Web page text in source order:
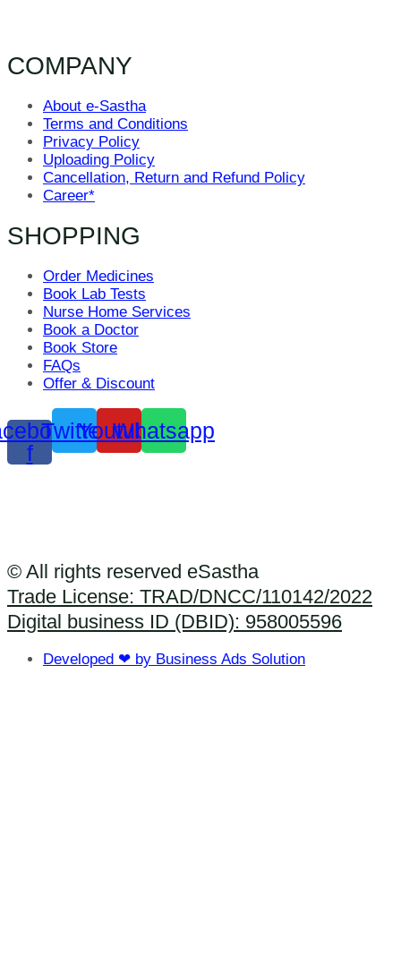
COMPANY
About e-Sastha
Terms and Conditions
Privacy Policy
Uploading Policy
Cancellation, Return and Refund Policy
Career*
SHOPPING
Order Medicines
Book Lab Tests
Nurse Home Services
Book a Doctor
Book Store
FAQs
Offer & Discount
f
TwitterYoutube
Whatsapp
© All rights reserved eSastha
Trade License: TRAD/DNCC/110142/2022​
Digital business ID (DBID): 958005596
Developed ❤ by Business Ads Solution